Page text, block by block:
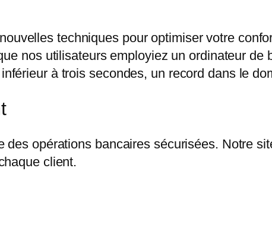
techniques pour optimiser votre
nos utilisateurs employiez un ordinateur de
à trois secondes, un record dans le
opérations bancaires sécurisées. Notre
client.